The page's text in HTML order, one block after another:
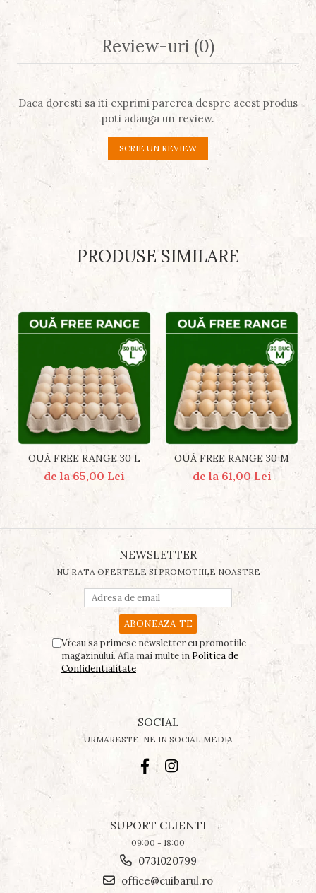
Review-uri (0)
Daca doresti sa iti exprimi parerea despre acest produs
poti adauga un review.
SCRIE UN REVIEW
PRODUSE SIMILARE
OUĂ FREE RANGE 30 L
de la 65,00 Lei
OUĂ FREE RANGE 30 M
de la 61,00 Lei
NEWSLETTER
NU RATA OFERTELE SI PROMOTIILE NOASTRE
Vreau sa primesc newsletter cu promotiile
magazinului. Afla mai multe in Politica de
Confidentialitate
SOCIAL
URMARESTE-NE IN SOCIAL MEDIA
SUPORT CLIENTI
09:00 - 18:00
0731020799
office@cuibarul.ro